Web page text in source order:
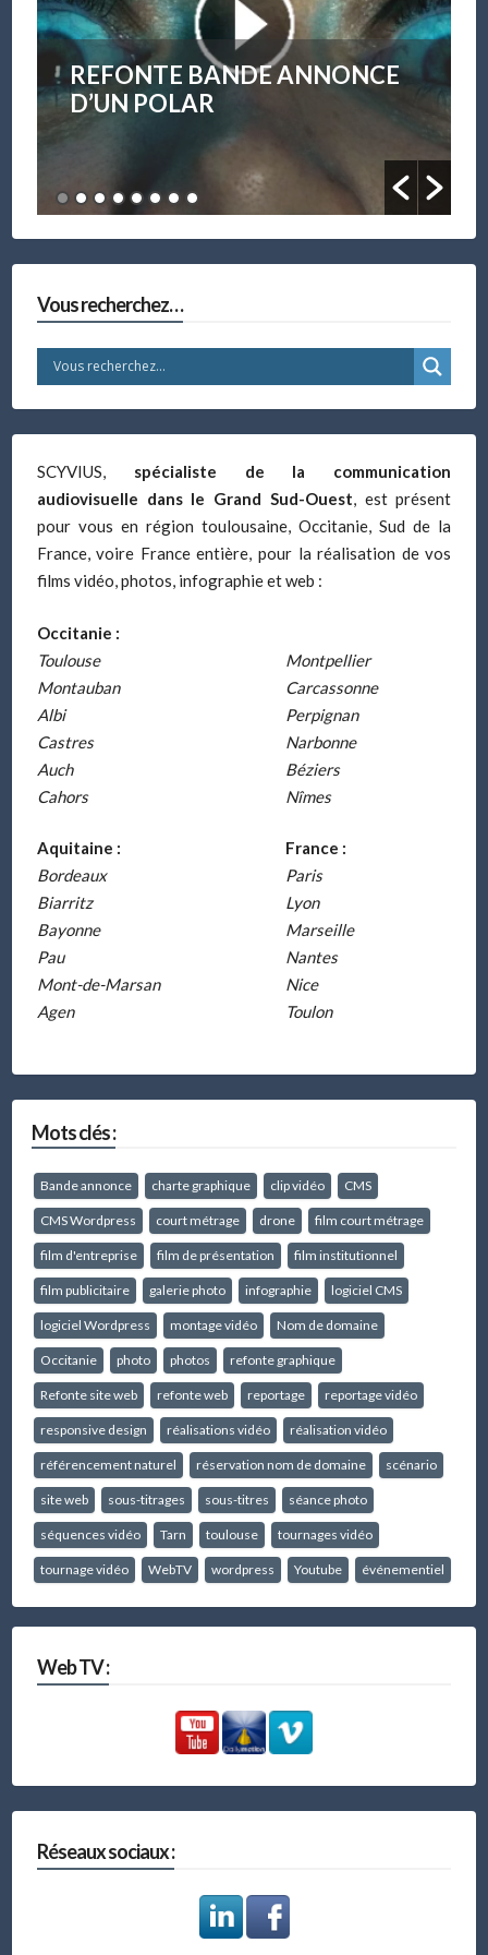
OBJECTIF À OUVERTURE
F/0.95
Vous recherchez…
SCYVIUS, spécialiste de la communication
audiovisuelle dans le Grand Sud-Ouest, est présent
pour vous en région toulousaine, Occitanie, Sud de la
France, voire France entière, pour la réalisation de vos
films vidéo, photos, infographie et web :
Occitanie :
Toulouse
Montauban
Albi
Castres
Auch
Cahors
Montpellier
Carcassonne
Perpignan
Narbonne
Béziers
Nîmes
Aquitaine :
Bordeaux
Biarritz
Bayonne
Pau
Mont-de-Marsan
Agen
France :
Paris
Lyon
Marseille
Nantes
Nice
Toulon
Mots clés :
Bande annonce charte graphique clip vidéo CMS
CMS Wordpress court métrage drone film court métrage
film d'entreprise film de présentation film institutionnel
film publicitaire galerie photo infographie logiciel CMS
logiciel Wordpress montage vidéo Nom de domaine
Occitanie photo photos refonte graphique
Refonte site web refonte web reportage reportage vidéo
responsive design réalisations vidéo réalisation vidéo
référencement naturel réservation nom de domaine scénario
site web sous-titrages sous-titres séance photo
séquences vidéo Tarn toulouse tournages vidéo
tournage vidéo WebTV wordpress Youtube événementiel
Web TV :
Réseaux sociaux :